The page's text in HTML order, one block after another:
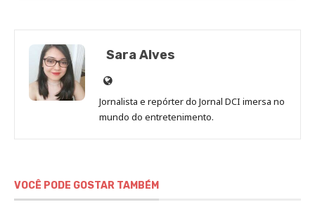
Sara Alves
Site
de
Sara
Jornalista e repórter do Jornal DCI imersa no
mundo do entretenimento.
VOCÊ PODE GOSTAR TAMBÉM